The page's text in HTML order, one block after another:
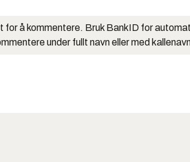
å kommentere. Bruk BankID for
under fullt navn eller med